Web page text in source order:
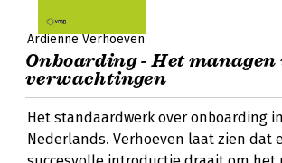
Ardiënne Verhoeven
Onboarding - Het managen
verwachtingen
Het standaardwerk over onboarding
Nederlands. Verhoeven laat zien dat